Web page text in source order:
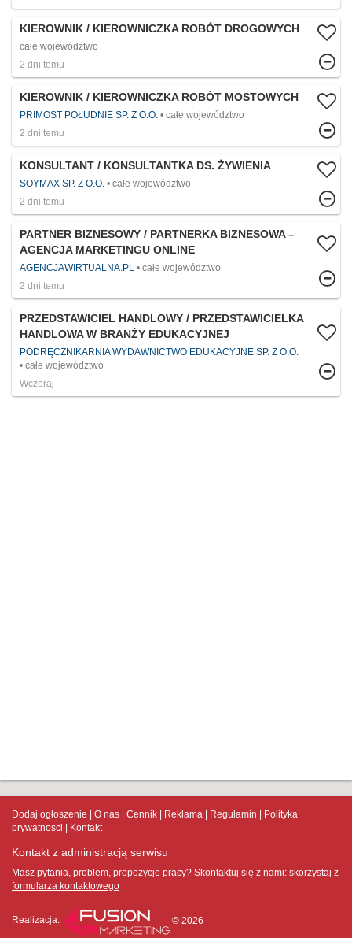
KIEROWNIK / KIEROWNICZKA ROBÓT DROGOWYCH
całe województwo
2 dni temu
KIEROWNIK / KIEROWNICZKA ROBÓT MOSTOWYCH
PRIMOST POŁUDNIE SP. Z O.O.
całe województwo
2 dni temu
KONSULTANT / KONSULTANTKA DS. ŻYWIENIA
SOYMAX SP. Z O.O.
całe województwo
2 dni temu
PARTNER BIZNESOWY / PARTNERKA BIZNESOWA –
AGENCJA MARKETINGU ONLINE
AGENCJAWIRTUALNA.PL
całe województwo
2 dni temu
PRZEDSTAWICIEL HANDLOWY / PRZEDSTAWICIELKA
HANDLOWA W BRANŻY EDUKACYJNEJ
PODRĘCZNIKARNIA WYDAWNICTWO EDUKACYJNE SP. Z O.O.
całe województwo
Wczoraj
Dodaj ogłoszenie O nas Cennik Reklama Regulamin
Polityka
prywatnosci
Kontakt
Kontakt z administracją serwisu
Masz pytania, problem, propozycje pracy? Skontaktuj się z nami: skorzystaj z
formularza kontaktowego
Realizacja: © 2026